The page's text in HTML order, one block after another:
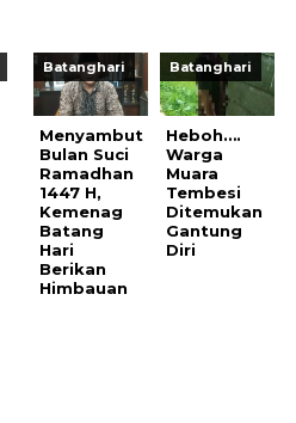
Batanghari
Menyambut
Bulan Suci
Ramadhan
1447 H,
Kemenag
Batang
Hari
Berikan
Himbauan
Batanghari
Heboh….
Warga
Muara
Tembesi
Ditemukan
Gantung
Diri